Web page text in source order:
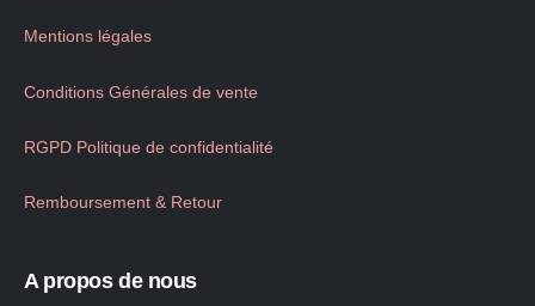
Mentions légales
Conditions Générales de vente
RGPD Politique de confidentialité
Remboursement & Retour
A propos de nous